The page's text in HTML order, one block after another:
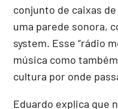
conjunto de caixas
uma parede sonora,
system. Esse “rádio
música como
cultura por onde
Eduardo explica que